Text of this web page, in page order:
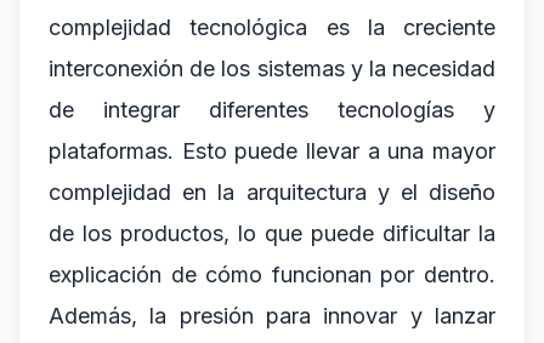
complejidad tecnológica es la creciente
interconexión de los sistemas y la necesidad
de integrar diferentes tecnologías y
plataformas. Esto puede llevar a una mayor
complejidad en la arquitectura y el diseño
de los productos, lo que puede dificultar la
explicación de cómo funcionan por dentro.
Además, la presión para innovar y lanzar